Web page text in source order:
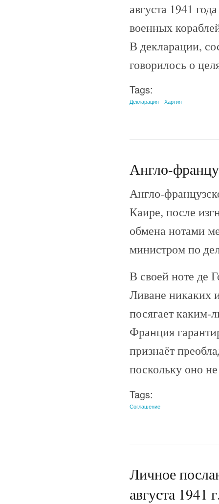
августа 1941
военных
В декларации,
говорилось о
Tags:
Декларация Хартия
Англо-
Англо-
Каире, после
обмена нотами
министром по
В своей ноте де
Ливане никаких
посягает каким-
Франция
признаёт
поскольку оно
Tags:
Соглашение
Личное
августа 1941